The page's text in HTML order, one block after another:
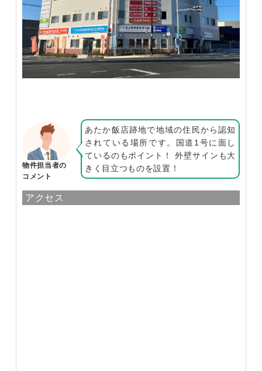
物件担当者の
コメント
あたか飯店跡地で地域の住民から認知
されている場所です。国道1号に面し
ているのもポイント！ 外壁サインも大
きく目立つものを設置！
アクセス